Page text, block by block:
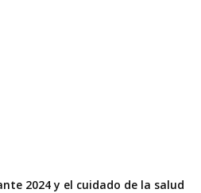
2024 y el cuidado de la salud